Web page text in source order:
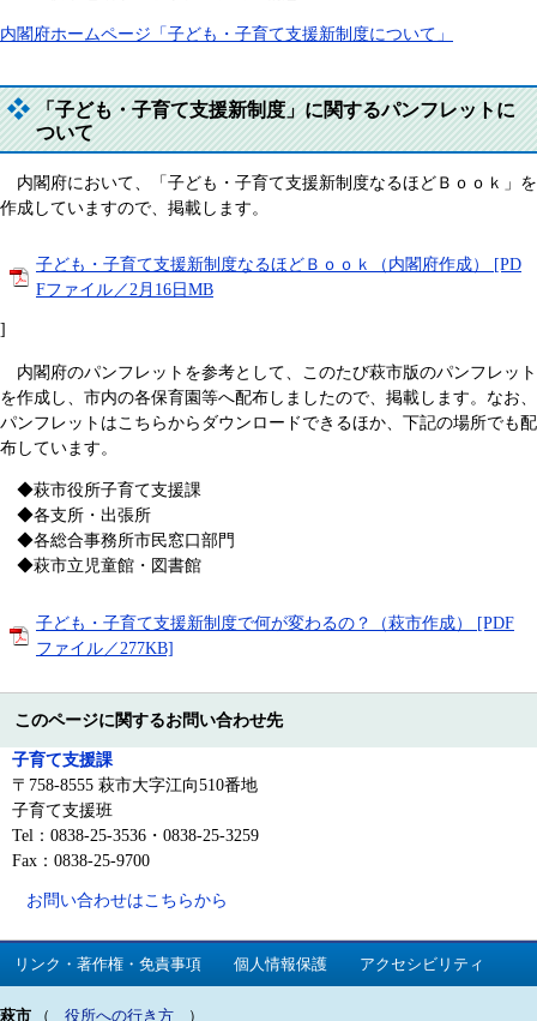
内閣府ホームページ「子ども・子育て支援新制度について」
「子ども・子育て支援新制度」に関するパンフレットに
ついて
内閣府において、「子ども・子育て支援新制度なるほどＢｏｏｋ」を
作成していますので、掲載します。
子ども・子育て支援新制度なるほどＢｏｏｋ（内閣府作成） [PD
Fファイル／2月16日MB
]
内閣府のパンフレットを参考として、このたび萩市版のパンフレット
を作成し、市内の各保育園等へ配布しましたので、掲載します。なお、
パンフレットはこちらからダウンロードできるほか、下記の場所でも配
布しています。
◆萩市役所子育て支援課
◆各支所・出張所
◆各総合事務所市民窓口部門
◆萩市立児童館・図書館
子ども・子育て支援新制度で何が変わるの？（萩市作成） [PDF
ファイル／277KB]
このページに関するお問い合わせ先
子育て支援課
〒758-8555 萩市大字江向510番地
子育て支援班
Tel：0838-25-3536・0838-25-3259
Fax：0838-25-9700
お問い合わせはこちらから
リンク・著作権・免責事項 個人情報保護 アクセシビリティ
萩市 （ 役所への行き方 ）